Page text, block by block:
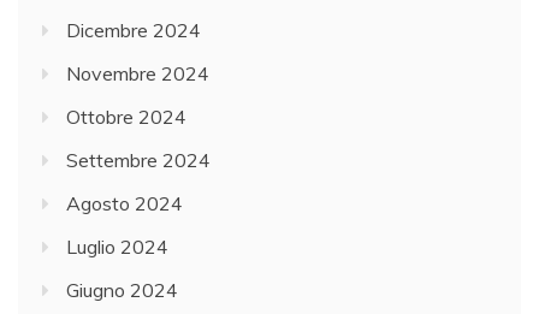
Dicembre 2024
Novembre 2024
Ottobre 2024
Settembre 2024
Agosto 2024
Luglio 2024
Giugno 2024